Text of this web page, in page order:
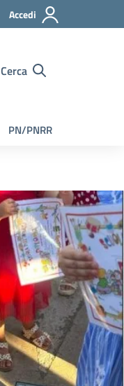
Accedi
Cerca
PN/PNRR